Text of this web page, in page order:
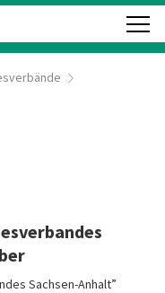
Sachsen-Anhalt”